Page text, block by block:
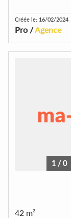
Créée le: 16/02/2024
Pro /Agence
1 /0
42 m²